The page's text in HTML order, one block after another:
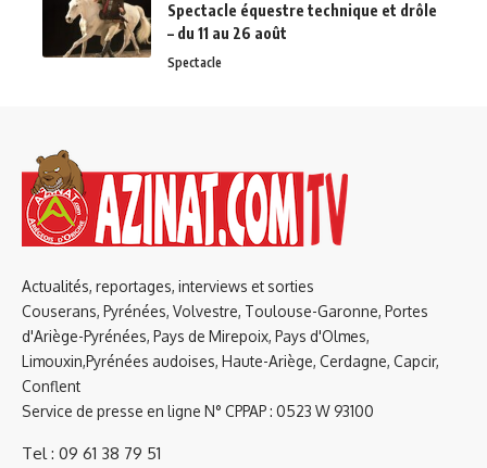
Spectacle équestre technique et drôle
– du 11 au 26 août
Spectacle
Actualités, reportages, interviews et sorties
Couserans, Pyrénées, Volvestre, Toulouse-Garonne, Portes
d'Ariège-Pyrénées, Pays de Mirepoix, Pays d'Olmes,
Limouxin,Pyrénées audoises, Haute-Ariège, Cerdagne, Capcir,
Conflent
Service de presse en ligne N° CPPAP : 0523 W 93100
Tel : 09 61 38 79 51